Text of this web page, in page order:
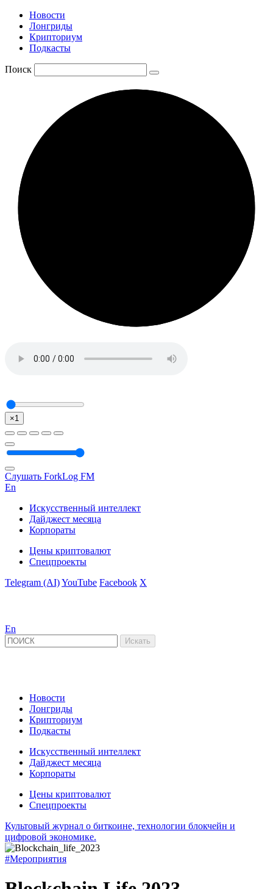
Новости
Лонгриды
Крипториум
Подкасты
Поиск
×1
Слушать ForkLog FM
En
Искусственный интеллект
Дайджест месяца
Корпораты
Цены криптовалют
Спецпроекты
Telegram (AI)YouTube Facebook X
En
Новости
Лонгриды
Крипториум
Подкасты
Искусственный интеллект
Дайджест месяца
Корпораты
Цены криптовалют
Спецпроекты
Культовый журнал о биткоине, технологии блокчейн и
цифровой экономике.
#Мероприятия